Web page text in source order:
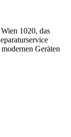
1020, das
Geräten